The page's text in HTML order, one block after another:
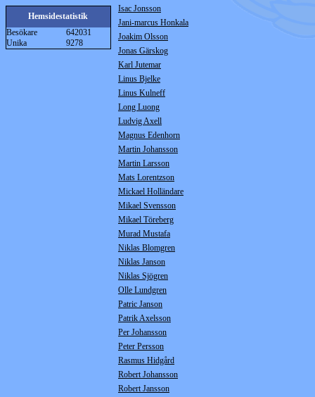
Hemsidestatistik
Besökare
642031
Unika
9278
Isac Jonsson
Jani-marcus Honkala
Joakim Olsson
Jonas Gärskog
Karl Jutemar
Linus Bjelke
Linus Kulneff
Long Luong
Ludvig Axell
Magnus Edenhorn
Martin Johansson
Martin Larsson
Mats Lorentzson
Mickael Holländare
Mikael Svensson
Mikael Töreberg
Murad Mustafa
Niklas Blomgren
Niklas Janson
Niklas Sjögren
Olle Lundgren
Patric Janson
Patrik Axelsson
Per Johansson
Peter Persson
Rasmus Hidgård
Robert Johansson
Robert Jansson